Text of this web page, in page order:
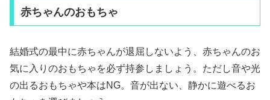
赤ちゃんのおもちゃ
結婚式の最中に赤ちゃんが退屈しないよう、赤ちゃんのお
気に入りのおもちゃを必ず持参しましょう。ただし音や光
の出るおもちゃや本はNG。音が出ない、静かに遊べるお